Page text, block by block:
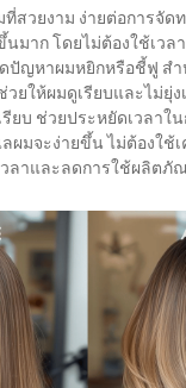
สวยงาม ง่ายต่อการจัด
นมาก โดยไม่ต้องใช้เว
ดปัญหาผมหยิกหรือชี้ฟู ส
ยให้ผมดูเรียบและไม่ยุ่
ยบ ช่วยประหยัดเวลาใ
ผมจะง่ายขึ้น ไม่ต้องใช้
ลาและลดการใช้ผลิตภั